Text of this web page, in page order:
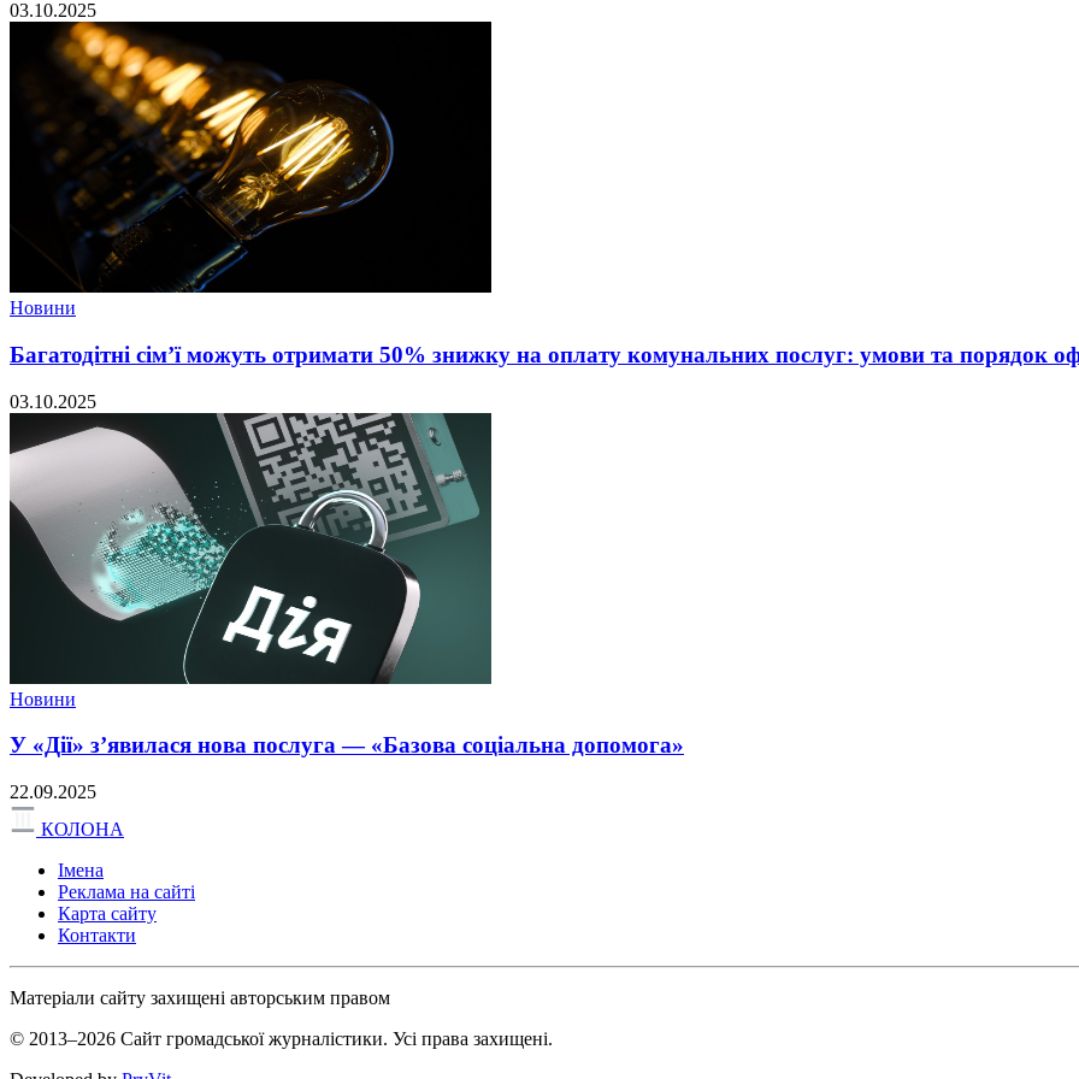
03.10.2025
Новини
Багатодітні сім’ї можуть отримати 50% знижку на оплату комунальних послуг: умови та порядок
03.10.2025
Новини
У «Дії» з’явилася нова послуга — «Базова соціальна допомога»
22.09.2025
КОЛОНА
Імена
Реклама на сайті
Карта сайту
Контакти
Матеріали сайту захищені авторським правом
© 2013–2026 Сайт громадської журналістики. Усі права захищені.